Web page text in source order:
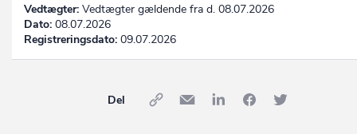
Vedtægter: Vedtægter gældende fra d. 08.07.2026
Dato: 08.07.2026
Registreringsdato: 09.07.2026
Del